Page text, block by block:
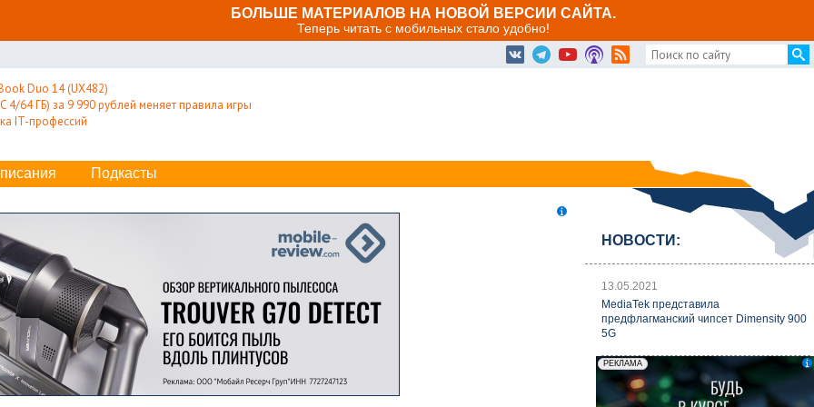
БОЛЬШЕ МАТЕРИАЛОВ НА НОВОЙ ВЕРСИИ САЙТА.
Теперь читать с мобильных стало удобно!
Duo 14 (UX482)
4/64 ГБ) за 9 990 рублей меняет правила игры
IT-профессий
Подкасты
НОВОСТИ:
13.05.2021
MediaTek представила
предфлагманский чипсет Dimensity 900
5G